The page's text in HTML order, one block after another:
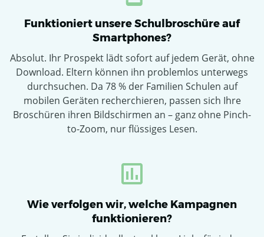
Funktioniert unsere Schulbroschüre auf
Smartphones?
Absolut. Ihr Prospekt lädt sofort auf jedem Gerät, ohne
Download. Eltern können ihn problemlos unterwegs
durchsuchen. Da 78 % der Familien Schulen auf
mobilen Geräten recherchieren, passen sich Ihre
Broschüren ihren Bildschirmen an – ganz ohne Pinch-
to-Zoom, nur flüssiges Lesen.
Wie verfolgen wir, welche Kampagnen
funktionieren?